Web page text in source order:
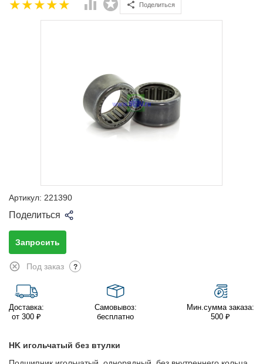
Поделиться
Артикул: 221390
Поделиться
Запросить
Под заказ ?
Доставка:
от 300 ₽
Самовывоз:
бесплатно
Мин.сумма заказа:
500 ₽
HK игольчатый без втулки